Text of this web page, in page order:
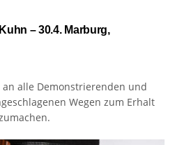
– 30.4. Marburg,
an alle Demonstrierenden und
Wegen zum Erhalt